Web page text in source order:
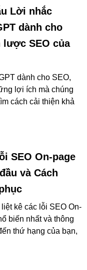
Lời nhắc
dành cho
lược SEO của
dành cho SEO,
lợi ích mà chúng
cách cải thiện khả
SEO On-page
và Cách
liệt kê các lỗi SEO On-
biến nhất và thông
thứ hạng của bạn,